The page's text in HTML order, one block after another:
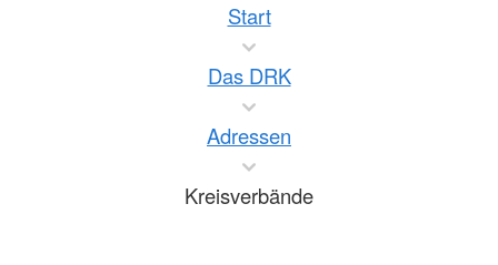
Start
Das DRK
Adressen
Kreisverbände